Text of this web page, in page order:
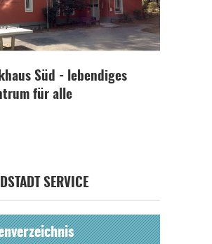
Süd - lebendiges
für alle
SERVICE